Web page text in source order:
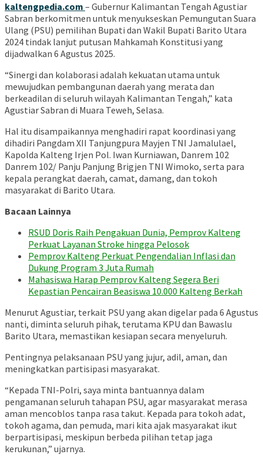
kaltengpedia.com – Gubernur Kalimantan Tengah Agustiar
Sabran berkomitmen untuk menyukseskan Pemungutan Suara
Ulang (PSU) pemilihan Bupati dan Wakil Bupati Barito Utara
2024 tindak lanjut putusan Mahkamah Konstitusi yang
dijadwalkan 6 Agustus 2025.
“Sinergi dan kolaborasi adalah kekuatan utama untuk
mewujudkan pembangunan daerah yang merata dan
berkeadilan di seluruh wilayah Kalimantan Tengah,” kata
Agustiar Sabran di Muara Teweh, Selasa.
Hal itu disampaikannya menghadiri rapat koordinasi yang
dihadiri Pangdam XII Tanjungpura Mayjen TNI Jamalulael,
Kapolda Kalteng Irjen Pol. Iwan Kurniawan, Danrem 102
Danrem 102/ Panju Panjung Brigjen TNI Wimoko, serta para
kepala perangkat daerah, camat, damang, dan tokoh
masyarakat di Barito Utara.
Bacaan Lainnya
RSUD Doris Raih Pengakuan Dunia, Pemprov Kalteng
Perkuat Layanan Stroke hingga Pelosok
Pemprov Kalteng Perkuat Pengendalian Inflasi dan
Dukung Program 3 Juta Rumah
Mahasiswa Harap Pemprov Kalteng Segera Beri
Kepastian Pencairan Beasiswa 10.000 Kalteng Berkah
Menurut Agustiar, terkait PSU yang akan digelar pada 6 Agustus
nanti, diminta seluruh pihak, terutama KPU dan Bawaslu
Barito Utara, memastikan kesiapan secara menyeluruh.
Pentingnya pelaksanaan PSU yang jujur, adil, aman, dan
meningkatkan partisipasi masyarakat.
“Kepada TNI-Polri, saya minta bantuannya dalam
pengamanan seluruh tahapan PSU, agar masyarakat merasa
aman mencoblos tanpa rasa takut. Kepada para tokoh adat,
tokoh agama, dan pemuda, mari kita ajak masyarakat ikut
berpartisipasi, meskipun berbeda pilihan tetap jaga
kerukunan,” ujarnya.